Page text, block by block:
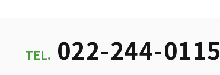
TEL. 022-244-0115